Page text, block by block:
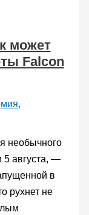
может
Falcon
,
необычного
5 августа, —
в
рухнет не